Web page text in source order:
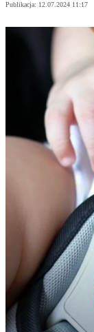
Publikacja: 12.07.2024 11:17